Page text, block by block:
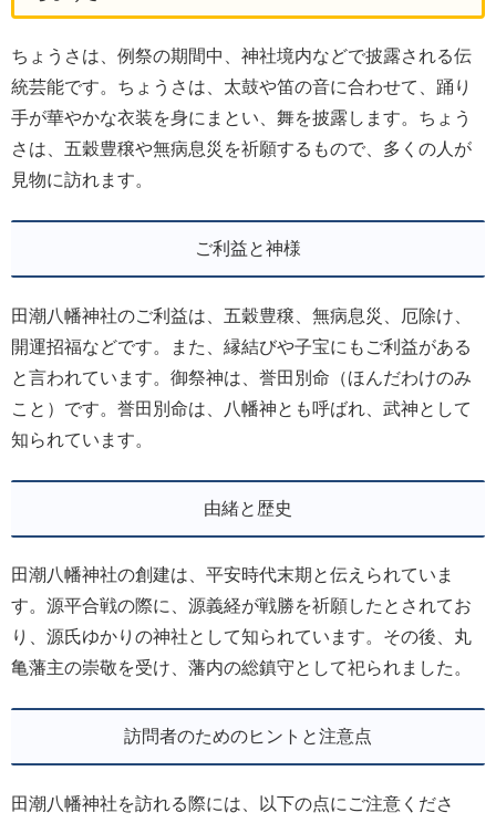
ちょうさは、例祭の期間中、神社境内などで披露される伝
統芸能です。ちょうさは、太鼓や笛の音に合わせて、踊り
手が華やかな衣装を身にまとい、舞を披露します。ちょう
さは、五穀豊穣や無病息災を祈願するもので、多くの人が
見物に訪れます。
ご利益と神様
田潮八幡神社のご利益は、五穀豊穣、無病息災、厄除け、
開運招福などです。また、縁結びや子宝にもご利益がある
と言われています。御祭神は、誉田別命（ほんだわけのみ
こと）です。誉田別命は、八幡神とも呼ばれ、武神として
知られています。
由緒と歴史
田潮八幡神社の創建は、平安時代末期と伝えられていま
す。源平合戦の際に、源義経が戦勝を祈願したとされてお
り、源氏ゆかりの神社として知られています。その後、丸
亀藩主の崇敬を受け、藩内の総鎮守として祀られました。
訪問者のためのヒントと注意点
田潮八幡神社を訪れる際には、以下の点にご注意くださ